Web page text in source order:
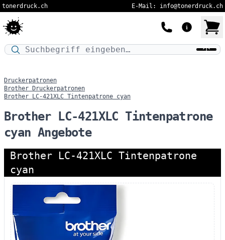
tonerdruck.ch E-Mail: info@tonerdruck.ch
Druckermodell oder Produktnamen eingeben…
Druckerpatronen
Brother Druckerpatronen
Brother LC-421XLC Tintenpatrone cyan
Brother LC-421XLC Tintenpatrone
cyan Angebote
Brother LC-421XLC Tintenpatrone
cyan